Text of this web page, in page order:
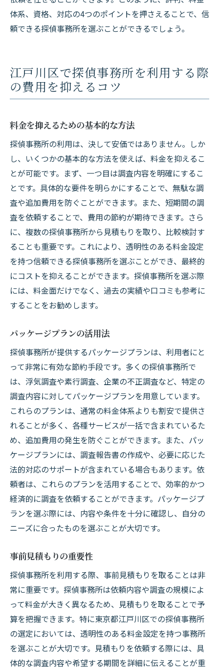
体系、資格、対応の4つのポイントを押さえることで、信
頼できる探偵事務所を選ぶことができるでしょう。
江戸川区で探偵事務所を利用する際
の費用を抑えるコツ
料金を抑えるための基本的な方法
探偵事務所の利用は、決して安価ではありません。しか
し、いくつかの基本的な方法を使えば、料金を抑えるこ
とが可能です。まず、一つ目は調査内容を明確にするこ
とです。具体的な要件を明らかにすることで、無駄な調
査や追加費用を防ぐことができます。また、短期間の調
査を依頼することで、費用の節約が期待できます。さら
に、複数の探偵事務所から見積もりを取り、比較検討す
ることも重要です。これにより、透明性のある料金設定
を持つ信頼できる探偵事務所を選ぶことができ、最終的
にコストを抑えることができます。探偵事務所を選ぶ際
には、料金面だけでなく、過去の実績や口コミも参考に
することをお勧めします。
パッケージプランの活用法
探偵事務所が提供するパッケージプランは、利用者にと
って非常に有効な節約手段です。多くの探偵事務所で
は、浮気調査や素行調査、企業の不正調査など、特定の
調査内容に対してパッケージプランを用意しています。
これらのプランは、通常の料金体系よりも割安で提供さ
れることが多く、各種サービスが一括で含まれているた
め、追加費用の発生を防ぐことができます。また、パッ
ケージプランには、調査報告書の作成や、必要に応じた
法的対応のサポートが含まれている場合もあります。依
頼者は、これらのプランを活用することで、効率的かつ
経済的に調査を依頼することができます。パッケージプ
ランを選ぶ際には、内容や条件を十分に確認し、自分の
ニーズに合ったものを選ぶことが大切です。
事前見積もりの重要性
探偵事務所を利用する際、事前見積もりを取ることは非
常に重要です。探偵事務所は依頼内容や調査の規模によ
って料金が大きく異なるため、見積もりを取ることで予
算を把握できます。特に東京都江戸川区での探偵事務所
の選定においては、透明性のある料金設定を持つ事務所
を選ぶことが大切です。見積もりを依頼する際には、具
体的な調査内容や希望する期間を詳細に伝えることが重